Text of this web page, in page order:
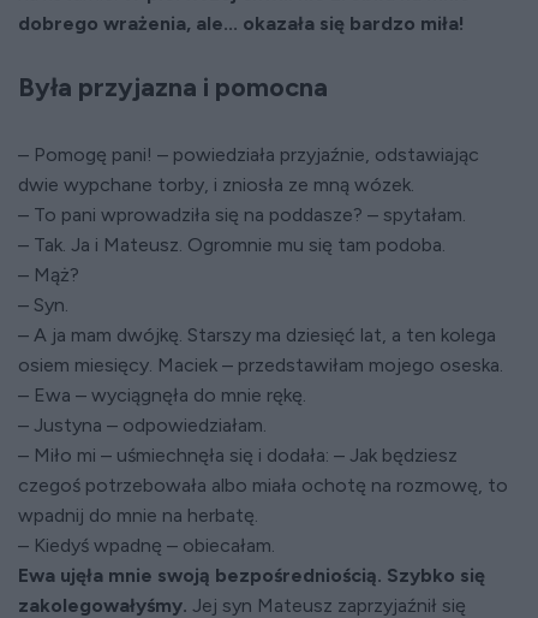
dobrego wrażenia, ale... okazała się bardzo miła!
Była przyjazna i pomocna
– Pomogę pani! – powiedziała przyjaźnie, odstawiając
dwie wypchane torby, i zniosła ze mną wózek.
– To pani wprowadziła się na poddasze? – spytałam.
– Tak. Ja i Mateusz. Ogromnie mu się tam podoba.
– Mąż?
– Syn.
– A ja mam dwójkę. Starszy ma dziesięć lat, a ten kolega
osiem miesięcy. Maciek – przedstawiłam mojego oseska.
– Ewa – wyciągnęła do mnie rękę.
– Justyna – odpowiedziałam.
– Miło mi – uśmiechnęła się i dodała: – Jak będziesz
czegoś potrzebowała albo miała ochotę na rozmowę, to
wpadnij do mnie na herbatę.
– Kiedyś wpadnę – obiecałam.
Ewa ujęła mnie swoją bezpośredniością. Szybko się
zakolegowałyśmy. Jej syn Mateusz zaprzyjaźnił się